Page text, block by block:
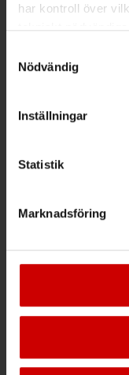
har kontroll över
tekniskt
länder utanför EU
att godkänna
Nödvändig
Inställningar
Statistik
Marknadsföring
Håll dig uppdaterad
*Gäller